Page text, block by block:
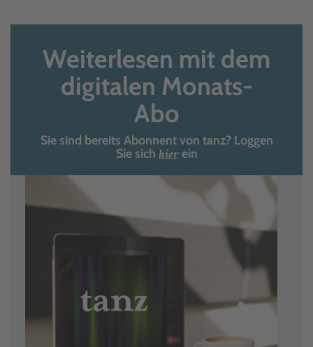
Weiterlesen mit dem
digitalen Monats-
Abo
Sie sind bereits Abonnent von tanz? Loggen
Sie sich hierein